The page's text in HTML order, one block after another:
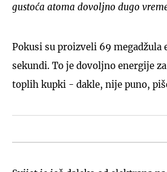
gustoća atoma dovoljno dugo
Pokusi su proizveli 69 megadžula
sekundi. To je dovoljno energije
toplih kupki - dakle, nije puno,